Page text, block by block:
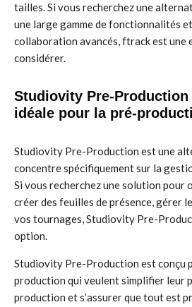
tailles. Si vous recherchez une
une large gamme de fonctionnalités
collaboration avancés, ftrack est une
considérer.
Studiovity Pre-
idéale pour la pré-
Studiovity Pre-Production est une
concentre spécifiquement sur la
Si vous recherchez une solution pour
créer des feuilles de présence, gérer
vos tournages, Studiovity Pre-
option.
Studiovity Pre-Production est conçu
production qui veulent simplifier leur
production et s’assurer que tout est